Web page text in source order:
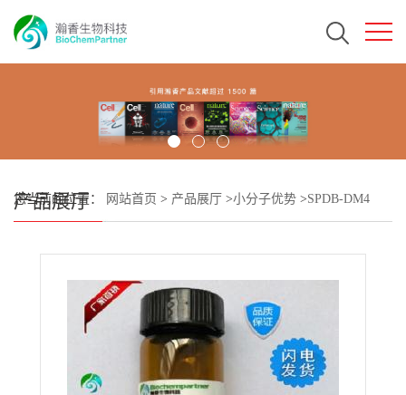
产品展厅
您当前的位置： 网站首页 > 产品展厅 >小分子优势 >SPDB-DM4